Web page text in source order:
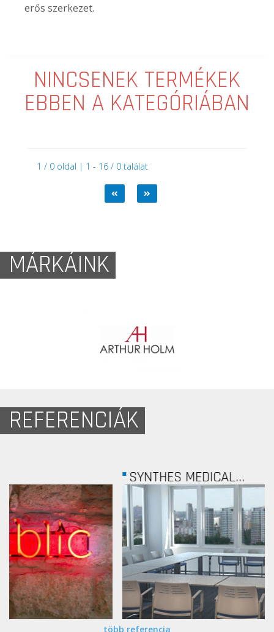
erős szerkezet.
NINCSENEK TERMÉKEK
EBBEN A KATEGÓRIÁBAN
1 / 0 oldal | 1 - 16 / 0 találat
MÁRKÁINK
REFERENCIÁK
SYNTHES MEDICAL...
több referencia